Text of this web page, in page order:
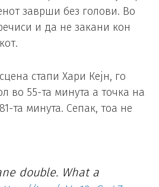
заврши без голови. Во
и да не закани кон
стапи Хари Кејн, го
во 55-та минута а точка на
та минута. Сепак, тоа не
double. What a